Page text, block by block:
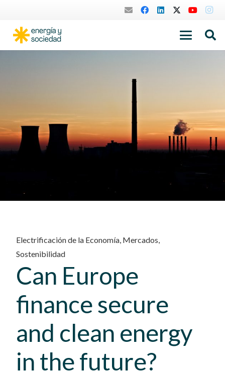
Electrificación de la Economía, Mercados,
Sostenibilidad
Can Europe
finance secure
and clean energy
in the future?